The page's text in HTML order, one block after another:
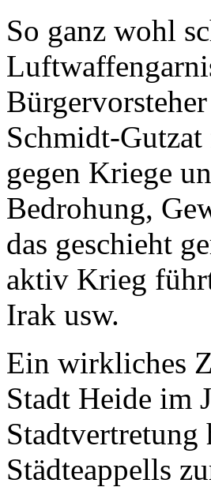
So ganz wohl
Schmidt-
gegen Kriege
Bedrohung,
das geschieht
aktiv Krieg
Irak usw.
Ein wirkliches
Stadt Heide im
Städteappells